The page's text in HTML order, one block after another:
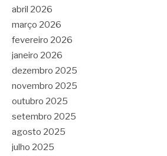
abril 2026
março 2026
fevereiro 2026
janeiro 2026
dezembro 2025
novembro 2025
outubro 2025
setembro 2025
agosto 2025
julho 2025